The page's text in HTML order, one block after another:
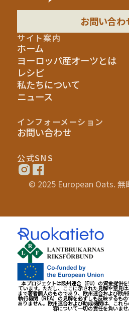
お問い合わ
サイト案内
ホーム
ヨーロッパ産オーツとは
レシピ
私たちについて
ニュース
インフォーメーション
お問い合わせ
公式SNS
© 2025 European Oats. 無
本プロジェクトは欧州連合（EU）の資金提供
ています。ただし、ここに示された見解や意見は
まで著者個人のものであり、欧州連合および欧
執行機関（REA）の見解を必ずしも反映するも
ありません。欧州連合および助成機関は、これ
容について一切の責任を負いま